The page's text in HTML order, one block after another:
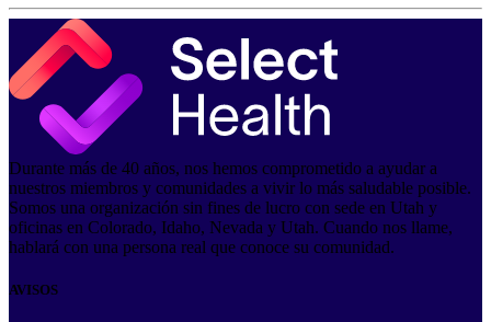
Durante más de 40 años, nos hemos comprometido a ayudar a
nuestros miembros y comunidades a vivir lo más saludable posible.
Somos una organización sin fines de lucro con sede en Utah y
oficinas en Colorado, Idaho, Nevada y Utah. Cuando nos llame,
hablará con una persona real que conoce su comunidad.
AVISOS